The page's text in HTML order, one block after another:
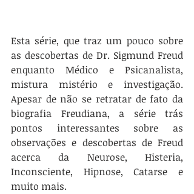
Esta série, que traz um pouco sobre
as descobertas de Dr. Sigmund Freud
enquanto Médico e Psicanalista,
mistura mistério e investigação.
Apesar de não se retratar de fato da
biografia Freudiana, a série trás
pontos interessantes sobre as
observações e descobertas de Freud
acerca da Neurose, Histeria,
Inconsciente, Hipnose, Catarse e
muito mais.